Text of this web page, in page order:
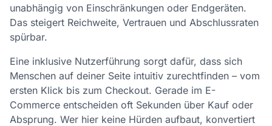
unabhängig von Einschränkungen oder Endgeräten.
Das steigert Reichweite, Vertrauen und Abschlussraten
spürbar.
Eine inklusive Nutzerführung sorgt dafür, dass sich
Menschen auf deiner Seite intuitiv zurechtfinden – vom
ersten Klick bis zum Checkout. Gerade im E-
Commerce entscheiden oft Sekunden über Kauf oder
Absprung. Wer hier keine Hürden aufbaut, konvertiert